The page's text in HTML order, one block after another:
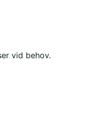
vid behov.